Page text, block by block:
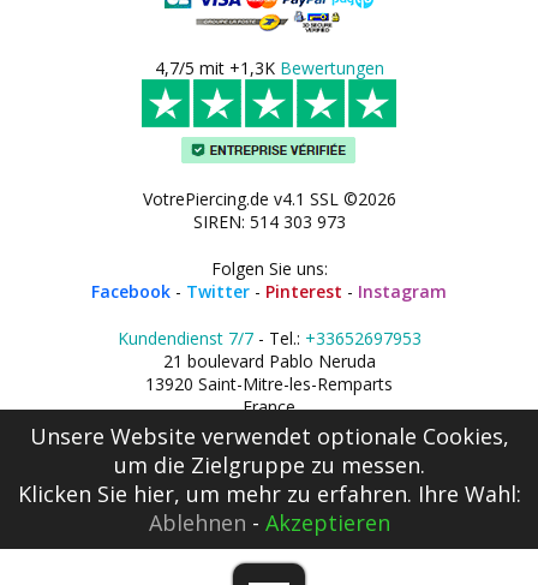
4,7/5 mit +1,3K Bewertungen
VotrePiercing.de v4.1 SSL ©2026
SIREN: 514 303 973
Folgen Sie uns:
Facebook - Twitter - Pinterest - Instagram
Kundendienst 7/7- Tel.: +33652697953
21 boulevard Pablo Neruda
13920 Saint-Mitre-les-Remparts
France
Unsere Website verwendet optionale Cookies,
um die Zielgruppe zu messen.
Klicken Sie hier, um mehr zu erfahren. Ihre Wahl:
Ablehnen - Akzeptieren